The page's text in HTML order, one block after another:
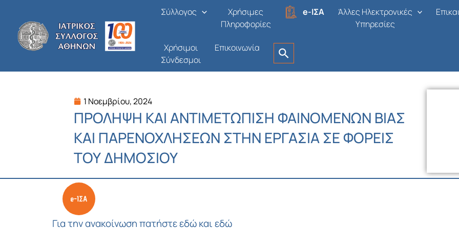
περιεχόμενο
Σύλλογος
Χρήσιμες
Πληροφορίες
e-ΙΣΑ
Άλλες Ηλεκτρονικές
Υπηρεσίες
Χρήσιμοι
Σύνδεσμοι
Επικοινωνία
1 Νοεμβρίου, 2024
ΠΡΟΛΗΨΗ ΚΑΙ ΑΝΤΙΜΕΤΩΠΙΣΗ ΦΑΙΝΟΜΕΝΩΝ ΒΙΑΣ
ΚΑΙ ΠΑΡΕΝΟΧΛΗΣΕΩΝ ΣΤΗΝ ΕΡΓΑΣΙΑ ΣΕ ΦΟΡΕΙΣ
ΤΟΥ ΔΗΜΟΣΙΟΥ
Για την ανακοίνωση πατήστε εδώκαι εδώ